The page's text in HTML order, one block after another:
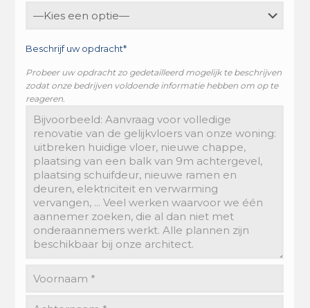
Beschrijf uw opdracht*
Probeer uw opdracht zo gedetailleerd mogelijk te beschrijven
zodat onze bedrijven voldoende informatie hebben om op te
reageren.